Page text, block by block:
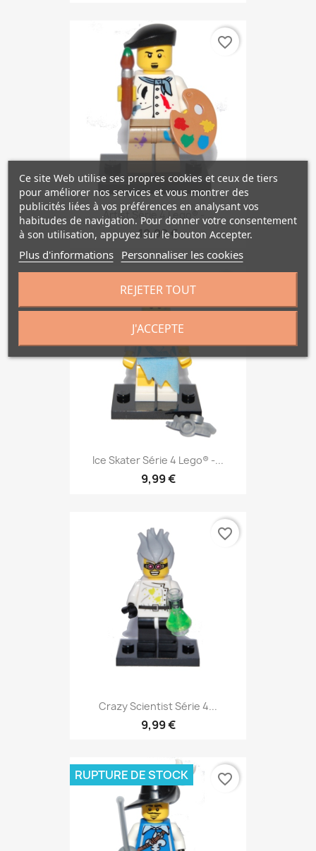
Artist Série 4 Lego® -...
19,99 €
favorite_border
Ice Skater Série 4 Lego® -...
9,99 €
Crazy Scientist Série 4...
9,99 €
favorite_border
RUPTURE DE STOCK favorite_border
Ce site Web utilise ses propres cookies et ceux de tiers
pour améliorer nos services et vous montrer des
publicités liées à vos préférences en analysant vos
habitudes de navigation. Pour donner votre consentement
à son utilisation, appuyez sur le bouton Accepter.
Plus d'informations Personnaliser les cookies
REJETER TOUT
J'ACCEPTE